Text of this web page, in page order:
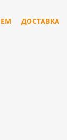
ДОСТАВКА